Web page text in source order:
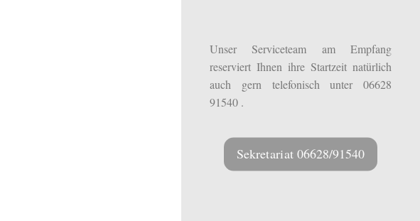
Unser Serviceteam am Empfang
reserviert Ihnen ihre Startzeit natürlich
auch gern telefonisch unter 06628
91540 .
Sekretariat 06628/91540